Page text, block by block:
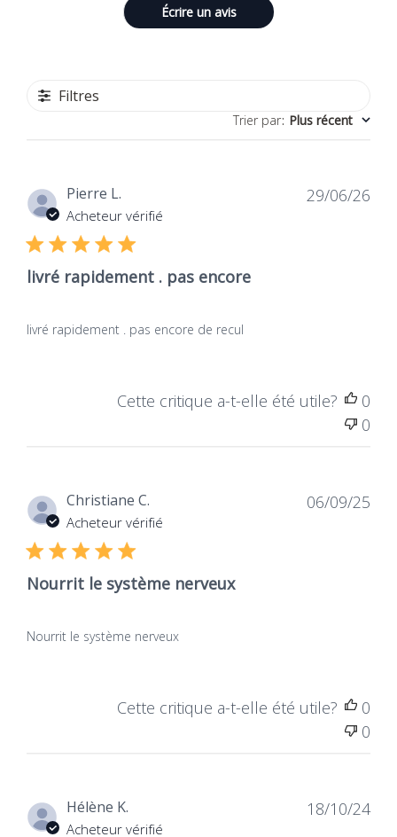
Écrire un avis
Filtres
Trier par: Plus récent
Pierre L.
Acheteur vérifié
livré rapidement . pas encore
livré rapidement . pas encore de recul
29/06/26
Cette critique a-t-elle été utile?
0
0
Christiane C.
Acheteur vérifié
Nourrit le système nerveux
Nourrit le système nerveux
06/09/25
Cette critique a-t-elle été utile?
0
0
Hélène K.
Acheteur vérifié
18/10/24